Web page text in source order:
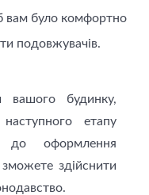
вам було комфортно
подовжувачів.
вашого будинку,
етапу
до оформлення
здійснити